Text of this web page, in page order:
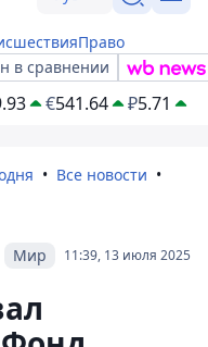
Право
в сравнении
€541.64 ₽5.71
Все новости
11:39, 13 июля 2025
Мир